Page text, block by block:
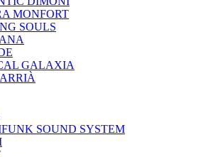
MONFORT
SOULS
GALAXIA
SOUND SYSTEM